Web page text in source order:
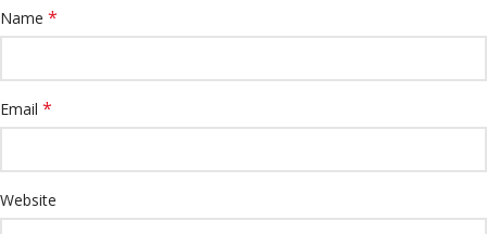
Name *
Email *
Website